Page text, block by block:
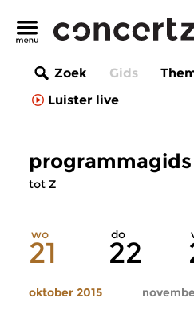
Zoek Gids
Luister live
programmagids
tot Z
wo
21
do
22
oktober 2015